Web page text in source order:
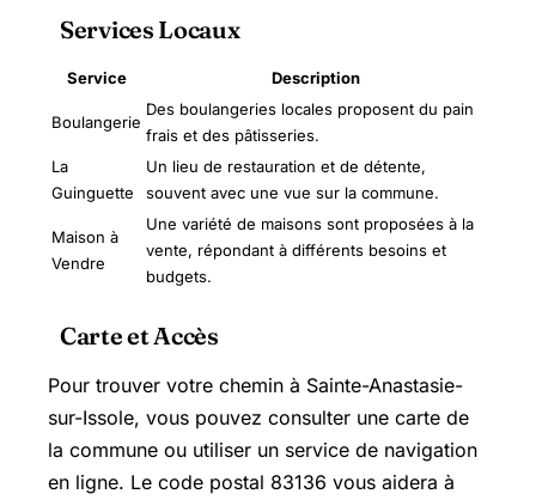
Services Locaux
Service Description
Boulangerie
Des boulangeries locales proposent du pain
frais et des pâtisseries.
La
Guinguette
Un lieu de restauration et de détente,
souvent avec une vue sur la commune.
Maison à
Vendre
Une variété de maisons sont proposées à la
vente, répondant à différents besoins et
budgets.
Carte et Accès
Pour trouver votre chemin à Sainte-Anastasie-
sur-Issole, vous pouvez consulter une carte de
la commune ou utiliser un service de navigation
en ligne. Le code postal 83136 vous aidera à